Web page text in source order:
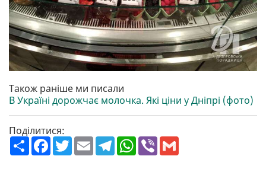
Також раніше ми писали
В Україні дорожчає молочка. Які ціни у Дніпрі (фото)
Поділитися:
П
о
F
a
T
w
E
m
T
e
W
h
V